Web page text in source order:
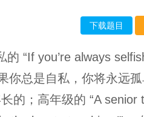
下载题目
的 “If you’re always
你总是自私，你将永远
的；高年级的 “A senior